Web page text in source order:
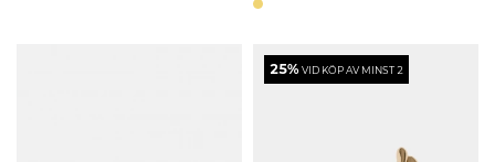
25%VID KÖP AV MINST 2